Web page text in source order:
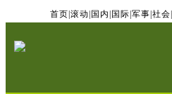
首页 滚动 国内 国际 军事 社会